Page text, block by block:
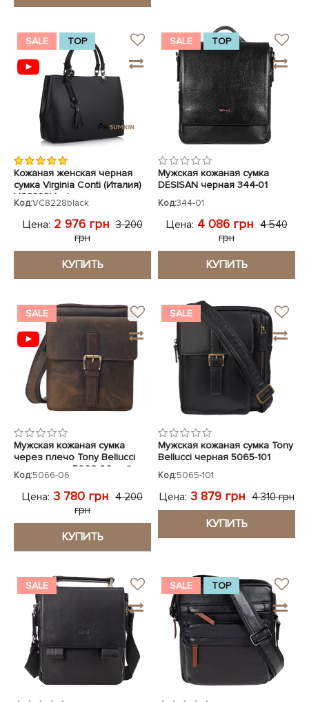
SALE TOP
Кожаная женская черная
сумка Virginia Conti (Италия)
VC8228black
Код:VC8228black
Цена: 2 976 грн 3 200
грн
КУПИТЬ
SALE TOP
Мужская кожаная сумка
DESISAN черная 344-01
Код:344-01
Цена: 4 086 грн 4 540
грн
КУПИТЬ
SALE
Мужская кожаная сумка
через плечо Tony Bellucci
коричневая 5066-06 нубук
Код:5066-06
Цена: 3 780 грн 4 200
грн
КУПИТЬ
SALE
Мужская кожаная сумка Tony
Bellucci черная 5065-101
Код:5065-101
Цена: 3 879 грн 4 310 грн
КУПИТЬ
SALE SALE TOP